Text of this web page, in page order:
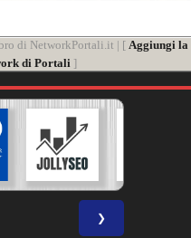
di NetworkPortali.it | [ Aggiungi la
di Portali]
❯